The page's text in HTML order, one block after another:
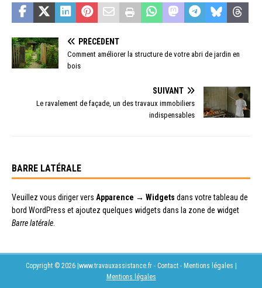
PRÉCÉDENT
Comment améliorer la structure de votre abri de jardin en
bois
SUIVANT
Le ravalement de façade, un des travaux immobiliers
indispensables
BARRE LATÉRALE
Veuillez vous diriger vers Apparence → Widgets dans votre tableau de
bord WordPress et ajoutez quelques widgets dans la zone de widget
Barre latérale
Copyright © 2026 |www.travauxassistance.fr - Contact - Mentions légales |
Mentions légales